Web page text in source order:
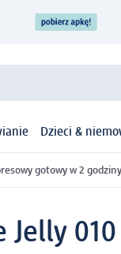
Dzieci &
gotowy w 2 godziny